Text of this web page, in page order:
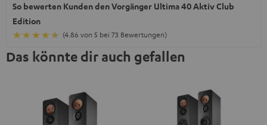
So bewerten Kunden den Vorgänger Ultima 40 Aktiv Club
Edition
(4.86 von 5 bei 73 Bewertungen)
Das könnte dir auch gefallen